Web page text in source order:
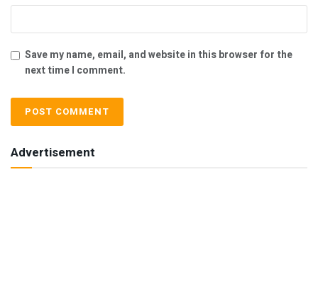
Save my name, email, and website in this browser for the
next time I comment.
Advertisement